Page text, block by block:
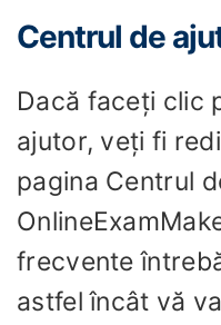
Centrul de
Dacă faceți clic
ajutor, veți fi
pagina Centrul
frecvente
astfel încât vă